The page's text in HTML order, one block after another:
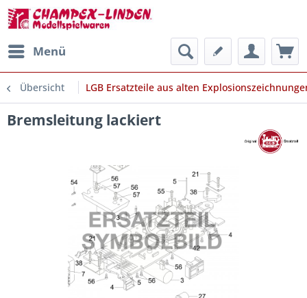
Menü
Übersicht LGB Ersatzteile aus alten
Bremsleitung lackiert